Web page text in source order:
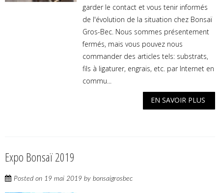
garder le contact et vous tenir informés
de l'évolution de la situation chez Bonsaï
Gros-Bec. Nous sommes présentement
fermés, mais vous pouvez nous
commander des articles tels: substrats,
fils à ligaturer, engrais, etc. par Internet en
commu...
EN SAVOIR PLUS
Expo Bonsaï 2019
Posted on 19 mai 2019 by bonsaigrosbec